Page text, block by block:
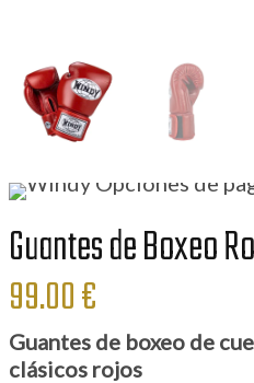
Guantes de Boxeo
99.00€
Guantes de boxeo de
clásicos rojos